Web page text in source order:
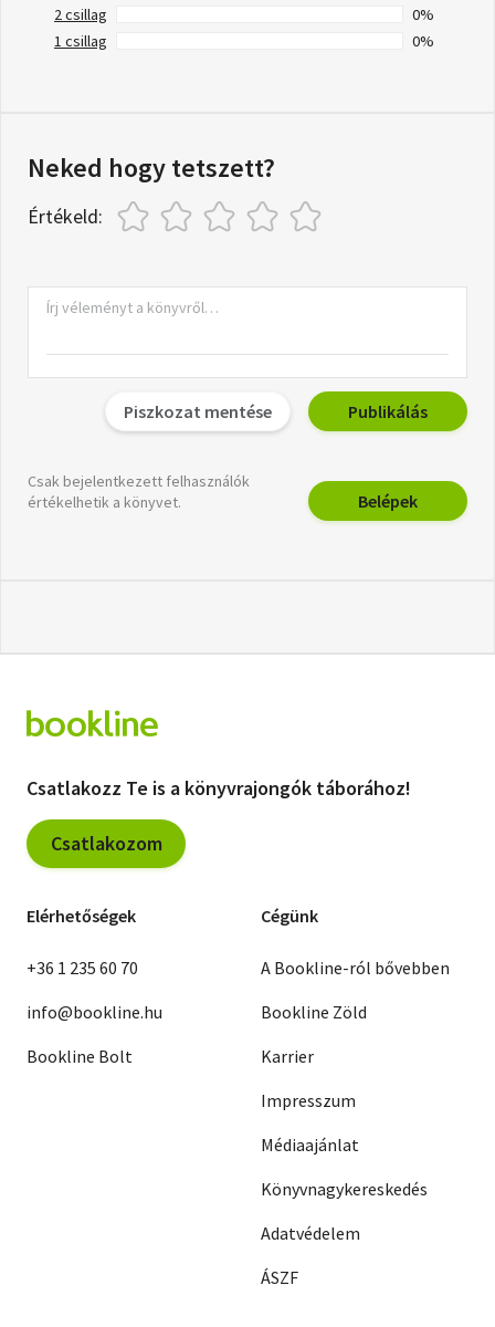
2 csillag
0%
1 csillag
0%
Neked hogy tetszett?
Értékeld:
Piszkozat mentése Publikálás
Csak bejelentkezett felhasználók
értékelhetik a könyvet.
Belépek
Csatlakozz Te is a könyvrajongók táborához!
Csatlakozom
Elérhetőségek
+36 1 235 60 70
info@bookline.hu
Bookline Bolt
Cégünk
A Bookline-ról bővebben
Bookline Zöld
Karrier
Impresszum
Médiaajánlat
Könyvnagykereskedés
Adatvédelem
ÁSZF